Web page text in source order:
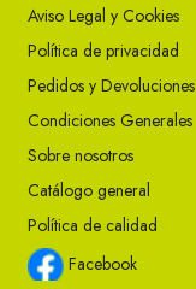
Aviso Legal y Cookies
Política de privacidad
Pedidos y Devoluciones
Condiciones Generales
Sobre nosotros
Catálogo general
Política de calidad
Facebook